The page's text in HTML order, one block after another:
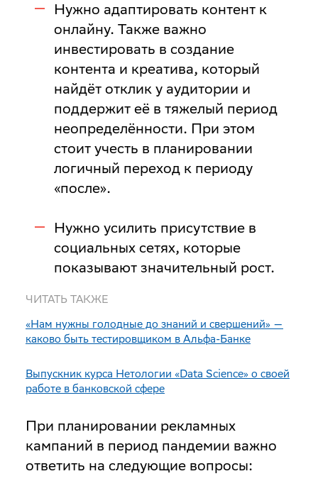
Нужно адаптировать контент к
онлайну. Также важно
инвестировать в создание
контента и креатива, который
найдёт отклик у аудитории и
поддержит её в тяжелый период
неопределённости. При этом
стоит учесть в планировании
логичный переход к периоду
«после».
Нужно усилить присутствие в
социальных сетях, которые
показывают значительный рост.
ЧИТАТЬ ТАКЖЕ
«Нам нужны голодные до знаний и свершений» —
каково быть тестировщиком в Альфа-Банке
Выпускник курса Нетологии «Data Science» о своей
работе в банковской сфере
При планировании рекламных
кампаний в период пандемии важно
ответить на следующие вопросы: